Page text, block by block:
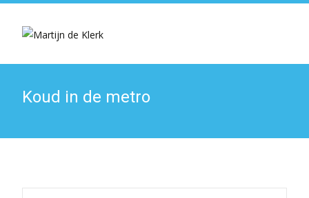
Koud in de metro